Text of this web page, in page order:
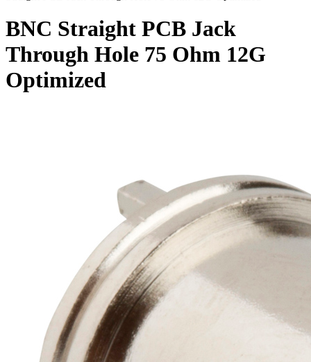
BNC Straight PCB Jack
Through Hole 75 Ohm 12G
Optimized